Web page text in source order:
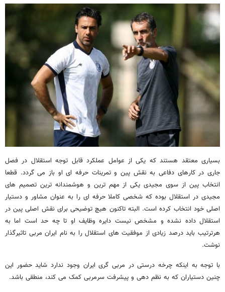
بسیاری معتقد هستند که یکی از عوامل عملکرد قابل توجه استقلال در فصل
جاری در کارهای دفاعی به نقش پین و تمرینات حرفه ای او باز می گردد. قطعا
انتخاب پین از سوی مجیدی یکی از مهم ترین و هوشمندانه ترین تصمیم های
مجیدی در استقلال بوده که شخصی کاملا حرفه ای را به عنوان مشاور و دستیار
اصلی خود انتخاب کرده است. البته تاکنون هیچ توضیحی برای نقش اصلی پین در
استقلال داده نشده و مشخص نیست دایره وظایف او تا چه حد است اما به
هرترتیب باید درصد زیادی از موفقیت های استقلال را به نام ایران مربی تاثیرگذار
نوشت.
با توجه به اینکه چرخه درستی در مربی گری ایران وجود ندارد شاید حضور این
چنین دستیاران که به نظم دهی و پیشرفت سرمربی کمک می کند، منطقی باشد.